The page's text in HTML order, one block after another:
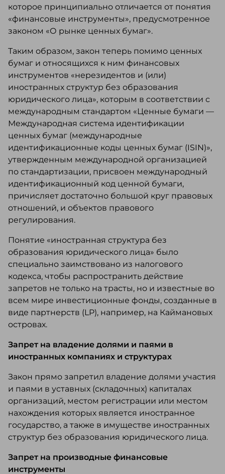
которое принципиально отличается от понятия
«финансовые инструменты», предусмотренное
законом «О рынке ценных бумаг».
Таким образом, закон теперь помимо ценных
бумаг и относящихся к ним финансовых
инструментов «нерезидентов и (или)
иностранных структур без образования
юридического лица», которым в соответствии с
международным стандартом «Ценные бумаги —
Международная система идентификации
ценных бумаг (международные
идентификационные коды ценных бумаг (ISIN)»,
утвержденным международной организацией
по стандартизации, присвоен международный
идентификационный код ценной бумаги,
причисляет достаточно большой круг правовых
отношений, и объектов правового
регулирования.
Понятие «иностранная структура без
образования юридического лица» было
специально заимствовано из налогового
кодекса, чтобы распространить действие
запретов не только на трасты, но и известные во
всем мире инвестиционные фонды, созданные в
виде партнерств (LP), например, на Каймановых
островах.
Запрет на владение долями и паями в
иностранных компаниях и структурах
Закон прямо запретил владение долями участия
и паями в уставных (складочных) капиталах
организаций, местом регистрации или местом
нахождения которых является иностранное
государство, а также в имуществе иностранных
структур без образования юридического лица.
Запрет на производные финансовые
инструменты